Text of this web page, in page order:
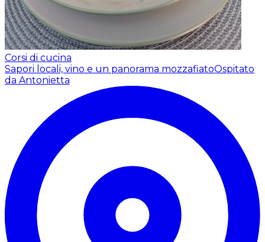
Corsi di cucina
Sapori locali, vino e un panorama mozzafiatoOspitato
da Antonietta